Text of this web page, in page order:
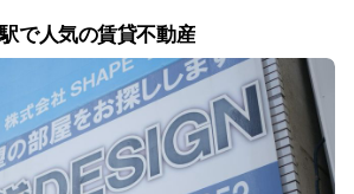
で人気の賃貸不動産